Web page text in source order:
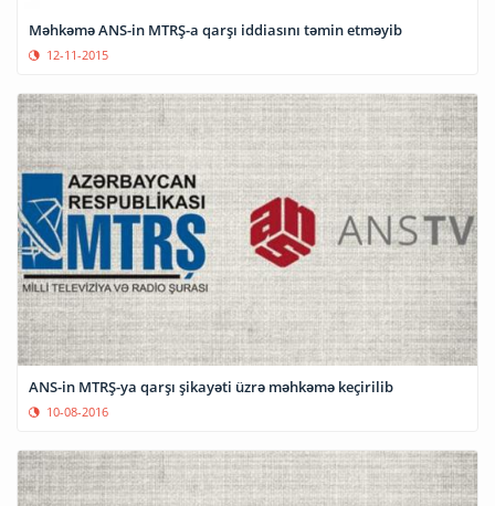
Məhkəmə ANS-in MTRŞ-a qarşı iddiasını təmin etməyib
12-11-2015
ANS-in MTRŞ-ya qarşı şikayəti üzrə məhkəmə keçirilib
10-08-2016